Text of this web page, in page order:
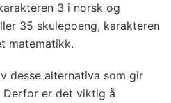
3 i norsk og
35 skulepoeng, karakteren
matematikk.
desse alternativa som gir
Derfor er det viktig å